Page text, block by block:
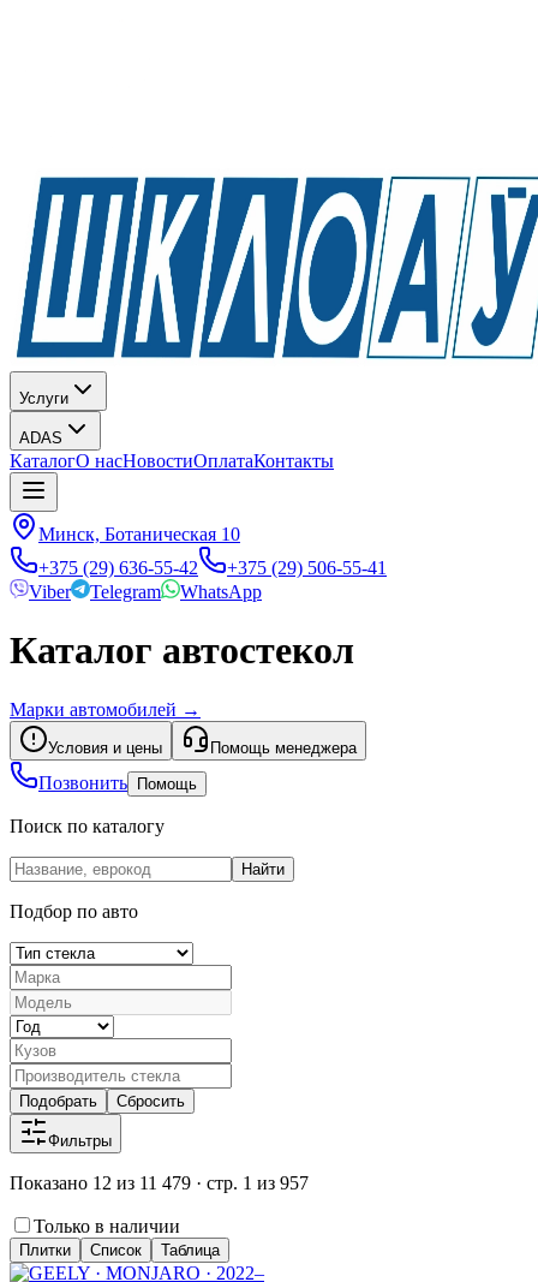
Услуги
ADAS
КаталогО насНовостиОплатаКонтакты
Минск, Ботаническая 10
+375 (29) 636-55-42
+375 (29) 506-55-41
Viber
Telegram WhatsApp
Каталог автостекол
Марки автомобилей →
Условия и цены Помощь менеджера
Позвонить Помощь
Поиск по каталогу
Найти
Подбор по авто
Подобрать Сбросить
Фильтры
Показано 12 из 11 479 · стр. 1 из 957
Только в наличии
Плитки Список Таблица